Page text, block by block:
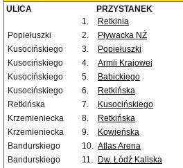
ULICA PRZYSTANEK
1.
Retkinia
Popiełuszki
2. Pływacka NŻ
Kusocińskiego
3. Popiełuszki
Kusocińskiego
4. Armii Krajowej
Kusocińskiego
5. Babickiego
Kusocińskiego
6. Retkińska
Retkińska
7. Kusocińskiego
Krzemieniecka
8. Retkińska
Krzemieniecka
9. Kowieńska
Bandurskiego
10. Atlas Arena
Bandurskiego
11. Dw. Łódź Kaliska